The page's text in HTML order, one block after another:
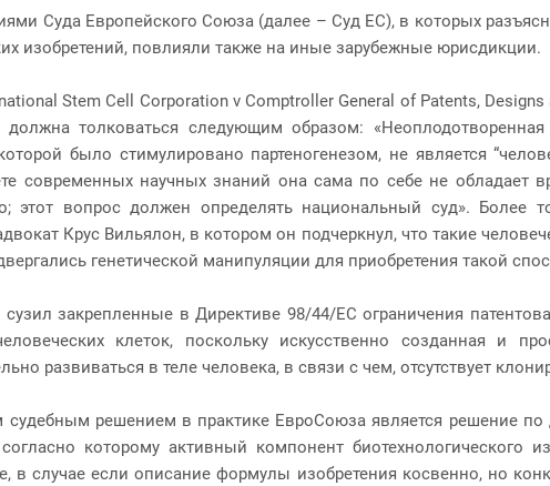
Суда Европейского Союза (далее – Суд ЕС), в которых
изобретений, повлияли также на иные зарубежные юрисдикции.
Stem Cell Corporation v Comptroller General of Patents, Designs
толковаться следующим образом: «Неоплодотворенная
было стимулировано партеногенезом, не является
современных научных знаний она сама по себе не обладает
этот вопрос должен определять национальный суд». Более
Крус Вильялон, в котором он подчеркнул, что такие
генетической манипуляции для приобретения такой
закрепленные в Директиве 98/44/ЕС ограничения
клеток, поскольку искусственно созданная и
развиваться в теле человека, в связи с чем, отсутствует
решением в практике ЕвроСоюза является решение по
которому активный компонент биотехнологического
в случае если описание формулы изобретения косвенно, но